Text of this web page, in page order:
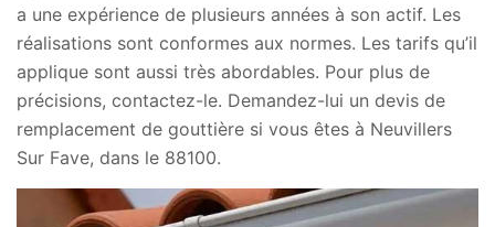
a une expérience de plusieurs années à son actif. Les
réalisations sont conformes aux normes. Les tarifs qu’il
applique sont aussi très abordables. Pour plus de
précisions, contactez-le. Demandez-lui un devis de
remplacement de gouttière si vous êtes à Neuvillers
Sur Fave, dans le 88100.